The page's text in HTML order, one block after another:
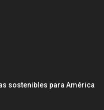
sostenibles para América